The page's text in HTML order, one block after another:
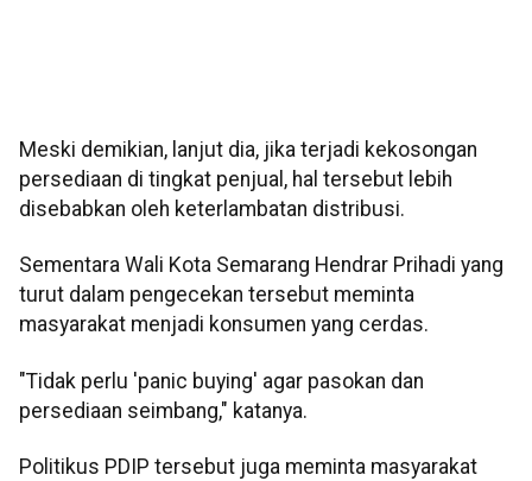
Meski demikian, lanjut dia, jika terjadi kekosongan
persediaan di tingkat penjual, hal tersebut lebih
disebabkan oleh keterlambatan distribusi.
Sementara Wali Kota Semarang Hendrar Prihadi yang
turut dalam pengecekan tersebut meminta
masyarakat menjadi konsumen yang cerdas.
"Tidak perlu 'panic buying' agar pasokan dan
persediaan seimbang," katanya.
Politikus PDIP tersebut juga meminta masyarakat